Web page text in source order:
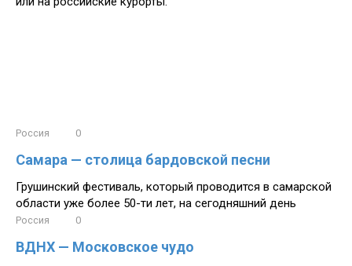
Россия 0
Самара — столица бардовской песни
Грушинский фестиваль, который проводится в самарской
области уже более 50-ти лет, на сегодняшний день
Россия 0
ВДНХ — Московское чудо